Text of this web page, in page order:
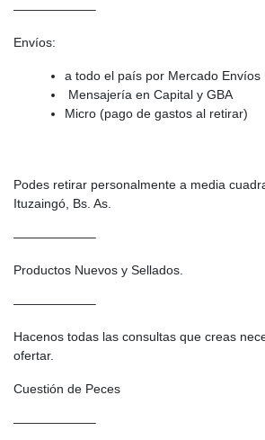
——————–
Envíos:
a todo el país por Mercado Envíos
Mensajería en Capital y GBA
Micro (pago de gastos al retirar)
Podes retirar personalmente a media
Ituzaingó, Bs. As.
——————–
Productos Nuevos y Sellados.
——————–
Hacenos todas las consultas que creas
ofertar.
Cuestión de Peces
——————–